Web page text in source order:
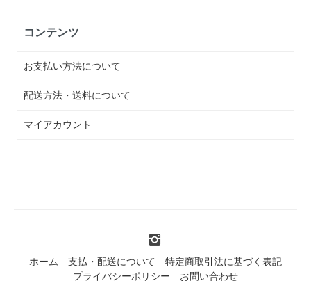
コンテンツ
お支払い方法について
配送方法・送料について
マイアカウント
ホーム 支払・配送について
特定商取引法に基づく表記
プライバシーポリシー
お問い合わせ